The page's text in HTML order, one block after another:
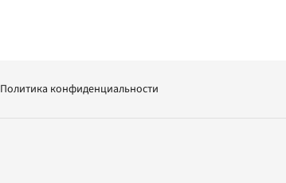
Политика конфиденциальности